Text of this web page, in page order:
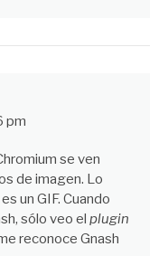
pm
se ven
de imagen. Lo
un GIF. Cuando
sólo veo el plugin
reconoce Gnash